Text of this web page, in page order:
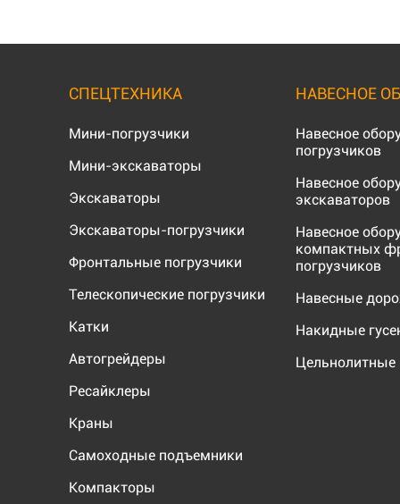
СПЕЦТЕХНИКА
Мини-погрузчики
Мини-экскаваторы
Экскаваторы
Экскаваторы-погрузчики
Фронтальные погрузчики
Телескопические погрузчики
Катки
Автогрейдеры
Ресайклеры
Краны
Самоходные подъемники
Компакторы
НАВЕСНОЕ
Навесное
погрузчиков
Навесное
экскаваторов
Навесное
компактных
погрузчиков
Навесные
Накидные
Цельнолитные